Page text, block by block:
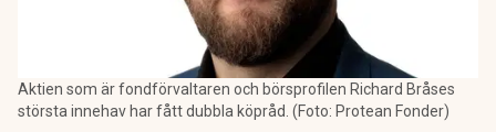
Aktien som är fondförvaltaren och börsprofilen Richard Bråses
största innehav har fått dubbla köpråd. (Foto: Protean Fonder)